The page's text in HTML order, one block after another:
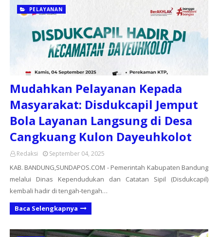
PELAYANAN
Mudahkan Pelayanan Kepada
Masyarakat: Disdukcapil Jemput
Bola Layanan Langsung di Desa
Cangkuang Kulon Dayeuhkolot
Redaksi September 04, 2025
KAB. BANDUNG,SUNDAPOS.COM - Pemerintah Kabupaten Bandung
melalui Dinas Kependudukan dan Catatan Sipil (Disdukcapil)
kembali hadir di tengah-tengah…
Baca Selengkapnya